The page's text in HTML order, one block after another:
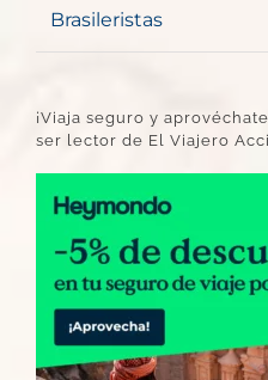
Brasileristas
¡Viaja seguro y
ser lector de El Viajero